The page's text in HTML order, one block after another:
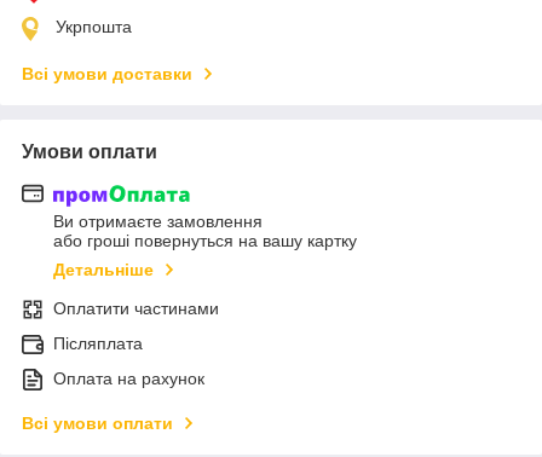
Укрпошта
Всі умови доставки
Умови оплати
Ви отримаєте замовлення
або гроші повернуться на вашу картку
Детальніше
Оплатити частинами
Післяплата
Оплата на рахунок
Всі умови оплати